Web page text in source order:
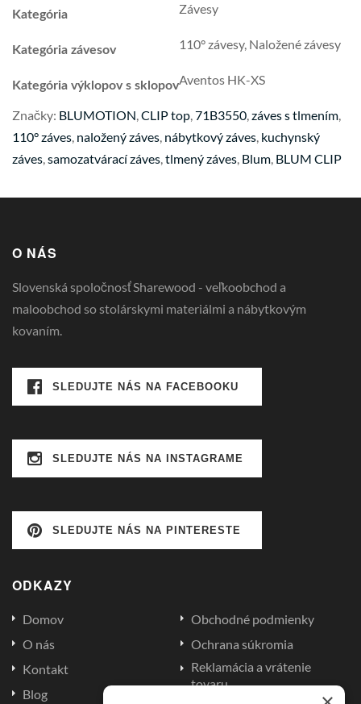
Kategória Závesy
Kategória závesov 110° závesy, Naložené závesy
Kategória výklopov s sklopovAventos HK-XS
Značky: BLUMOTION,CLIP top,71B3550,záves s tlmením,
110° záves, naložený záves, nábytkový záves, kuchynský
záves,samozatvárací záves,tlmený záves, Blum, BLUM CLIP
O NÁS
Slovenská spoločnosť Sharewood - veľkoobchod a
maloobchod so stolárskymi materiálmi a nábytkovým
kovaním.
SLEDUJTE NÁS NA FACEBOOKU
SLEDUJTE NÁS NA INSTAGRAME
SLEDUJTE NÁS NA PINTERESTE
ODKAZY
Domov
O nás
Kontakt
Blog
Obchodné podmienky
Ochrana súkromia
Reklamácia a vrátenie
tovaru